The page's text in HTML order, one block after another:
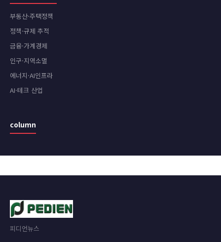
부동산·주택정책
정책·규제 추적
금융·가계경제
인구·지역소멸
에너지·AI인프라
AI·테크 산업
column
피디언뉴스